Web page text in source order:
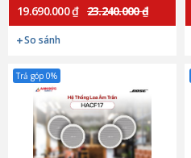
19.690.000 ₫ 23.240.000 ₫
So sánh
Trả góp 0%